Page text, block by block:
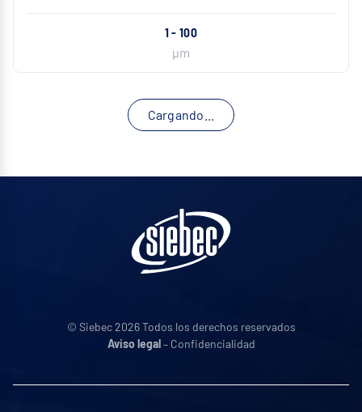
1 - 100
µm
Cargando...
© Siebec 2026 Todos los derechos reservados
Aviso legal– Confidencialidad